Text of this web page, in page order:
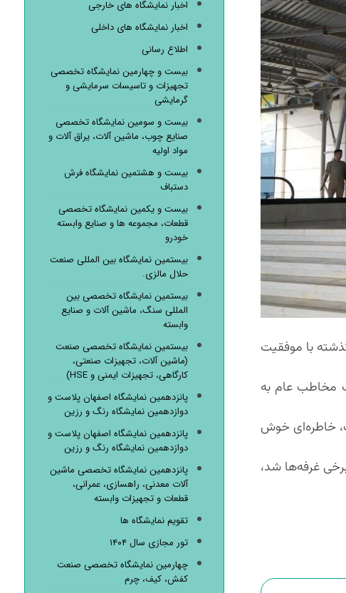
تاریخ ۲۳ تا ۲۷ تیرماه ۱۴۰۴برگزار شد، شب گذشته با موفقیت
مخاطب عام به
خاطره‌ای خوش
و کنسل شدن برخی غرفه‌ها شد،
اخبار نمایشگاه های خارجی
اخبار نمایشگاه های داخلی
اطلاع رسانی
بیست و چهارمین نمایشگاه تخصصی
تجهیزات و تاسیسات سرمایشی و
گرمایشی
بیست و سومین نمایشگاه تخصصی
صنایع چوب، ماشین آلات، یراق آلات و
مواد اولیه
بیست و هشتمین نمایشگاه فرش
دستباف
بیست و یکمین نمایشگاه تخصصی
قطعات، مجموعه ها و صنایع وابسته
خودرو
بیستمین نمایشگاه بین المللی صنعت
حلال مالزی.
بیستمین نمایشگاه تخصصی بین
المللی سنگ، ماشین آلات و صنایع
وابسته
بیستمین نمایشگاه تخصصی صنعت
(ماشین آلات، تجهیزات صنعتی،
کارگاهی، تجهیزات ایمنی و HSE)
پانزدهمین نمایشگاه اصفهان پلاست و
دوازدهمین نمایشگاه رنگ و رزین
پانزدهمین نمایشگاه اصفهان پلاست و
دوازدهمین نمایشگاه رنگ و رزین
پانزدهمین نمایشگاه تخصصی ماشین
آلات معدنی، راهسازی، عمرانی،
قطعات و تجهیزات وابسته
تقویم نمایشگاه ها
تور مجازی سال ۱۴۰۴
چهارمین نمایشگاه تخصصی صنعت
کفش، کیف، چرم